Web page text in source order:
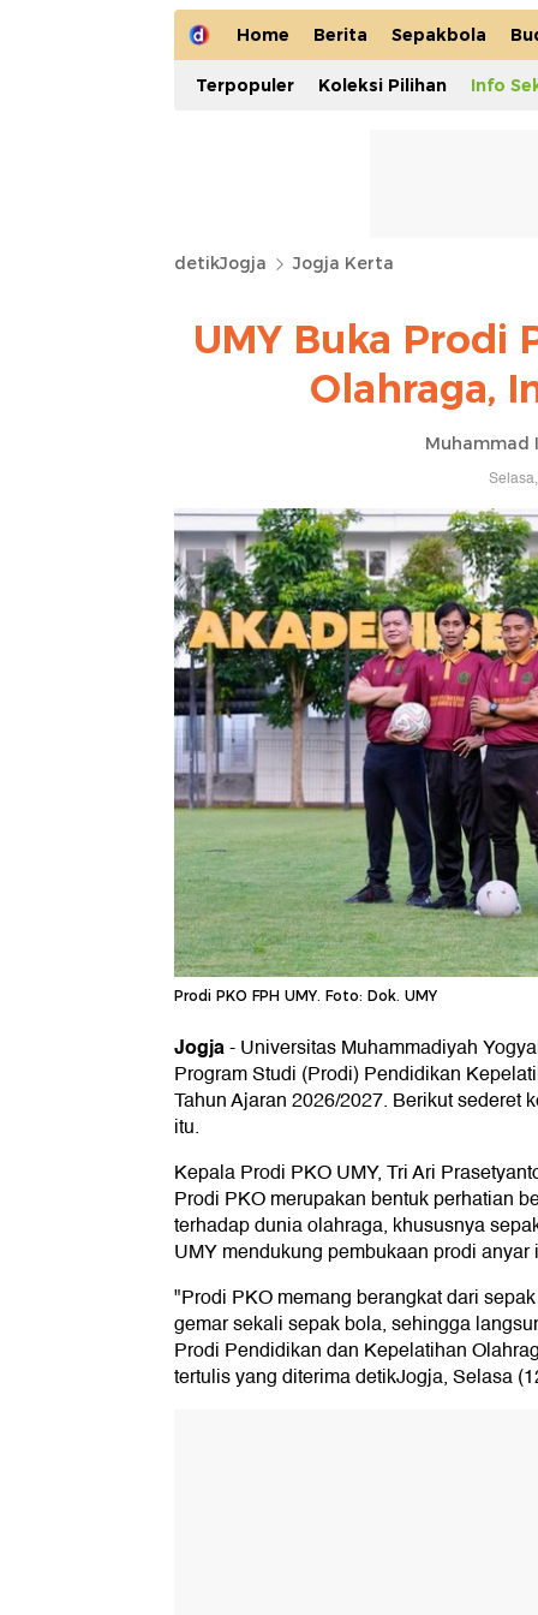
Home Berita Sepakbola
Terpopuler Koleksi Pilihan Info
detikJogja Jogja Kerta
UMY Buka Prodi
Olahraga,
Muhammad
Prodi PKO FPH UMY. Foto: Dok. UMY
Jogja-Universitas Muhammadiyah
Program Studi (Prodi) Pendidikan
Tahun Ajaran 2026/2027. Berikut sederet
itu.
Kepala Prodi PKO UMY, Tri Ari
Prodi PKO merupakan bentuk perhatian
terhadap dunia olahraga, khususnya
UMY mendukung pembukaan prodi anyar
"Prodi PKO memang berangkat dari
gemar sekali sepak bola, sehingga
Prodi Pendidikan dan Kepelatihan
tertulis yang diterima detikJogja, Selasa